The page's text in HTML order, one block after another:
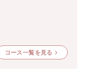
コース一覧を見る